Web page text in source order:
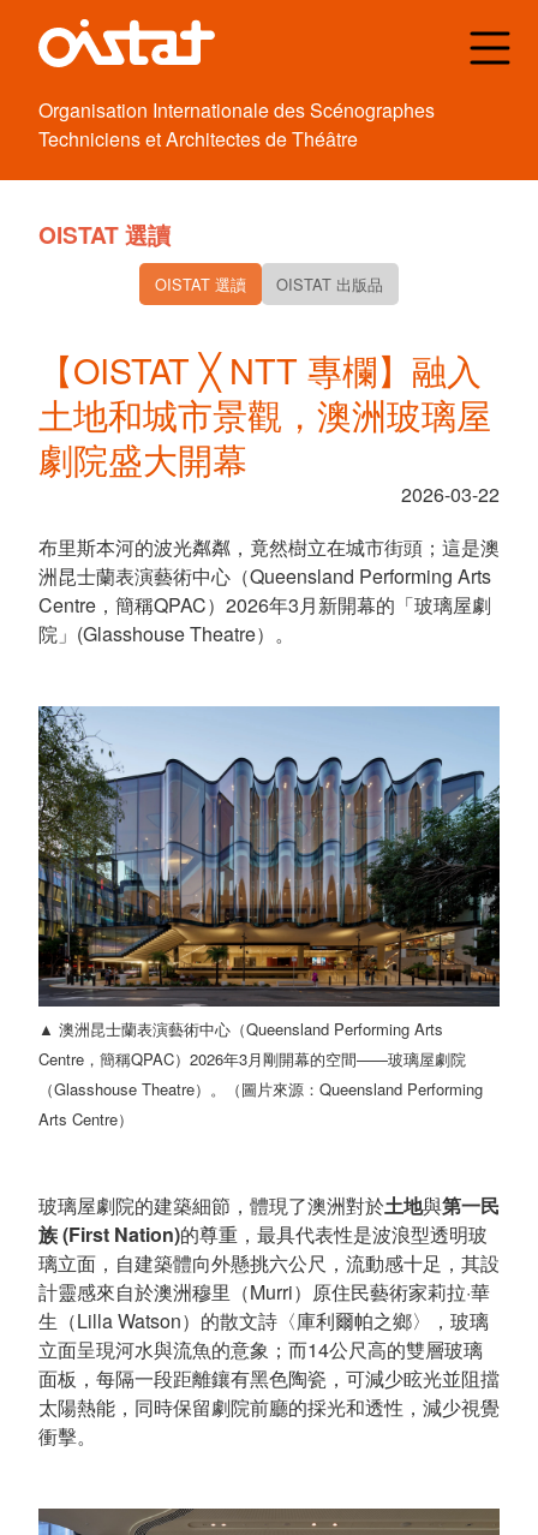
Organisation Internationale desScénographes
Techniciens etArchitectes deThéâtre
OISTAT 選讀
OISTAT 選讀 OISTAT 出版品
【OISTAT ╳ NTT 專欄】融入
土地和城市景觀，澳洲玻璃屋
劇院盛大開幕
2026-03-22
布里斯本河的波光粼粼，竟然樹立在城市街頭；這是澳
洲昆士蘭表演藝術中心（Queensland Performing Arts
Centre，簡稱QPAC）2026年3月新開幕的「玻璃屋劇
院」(Glasshouse Theatre）。
▲ 澳洲昆士蘭表演藝術中心（Queensland Performing Arts
Centre，簡稱QPAC）2026年3月剛開幕的空間——玻璃屋劇院
（Glasshouse Theatre）。（圖片來源：Queensland Performing
Arts Centre）
玻璃屋劇院的建築細節，體現了澳洲對於土地與第一民
族 (First Nation)的尊重，最具代表性是波浪型透明玻
璃立面，自建築體向外懸挑六公尺，流動感十足，其設
計靈感來自於澳洲穆里（Murri）原住民藝術家莉拉·華
生（Lilla Watson）的散文詩〈庫利爾帕之鄉〉，玻璃
立面呈現河水與流魚的意象；而14公尺高的雙層玻璃
面板，每隔一段距離鑲有黑色陶瓷，可減少眩光並阻擋
太陽熱能，同時保留劇院前廳的採光和透性，減少視覺
衝擊。